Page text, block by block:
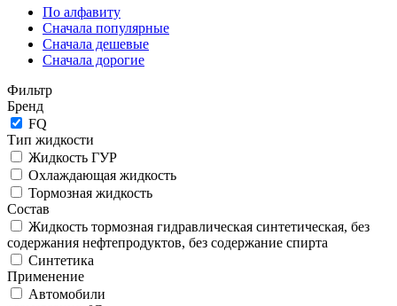
По алфавиту
Сначала популярные
Сначала дешевые
Сначала дорогие
Фильтр
Бренд
FQ
Тип жидкости
Жидкость ГУР
Охлаждающая жидкость
Тормозная жидкость
Состав
Жидкость тормозная гидравлическая синтетическая, без
содержания нефтепродуктов, без содержание спирта
Синтетика
Применение
Автомобили